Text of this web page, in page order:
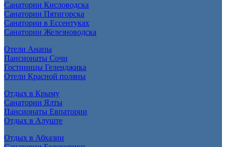
Санатории Кисловодска
Санатории Пятигорска
Санатории в Ессентуках
Санатории Железноводска
Отели Анапы
Пансионаты Сочи
Гостиницы Геленджика
Отели Красной поляны
Отдых в Крыму
Санатории Ялты
Пансионаты Евпатории
Отдых в Алуште
Отдых в Абхазии